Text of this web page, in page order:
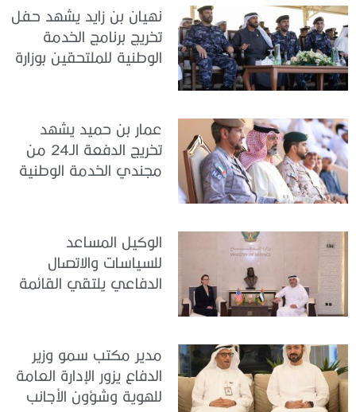
نهيان بن زايد يشهد حفل
تخريج برنامج الخدمة
الوطنية للملتحقين بوزارة
عمار بن حميد يشهد
تخريج الدفعة الـ24 من
مجندي الخدمة الوطنية
الوكيل المساعد
للسياسات والاتصال
الدفاعي يلتقي القائمة
مدير مكتب سمو وزير
الدفاع يزور الإدارة العامة
للهوية وشؤون الأجانب